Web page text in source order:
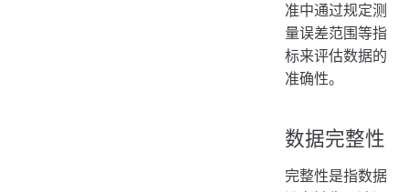
准中通过规定测
量误差范围等指
标来评估数据的
准确性。
数据完整性
完整性是指数据